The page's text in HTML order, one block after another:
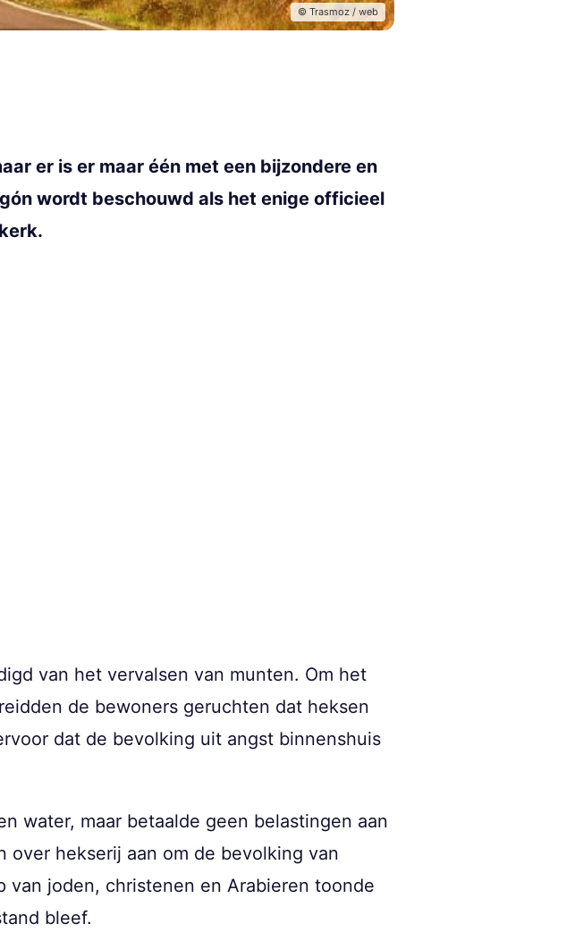
© Trasmoz / web
er is er maar één met een bijzondere en
wordt beschouwd als het enige officieel
van het vervalsen van munten. Om het
de bewoners geruchten dat heksen
dat de bevolking uit angst binnenshuis
water, maar betaalde geen belastingen aan
hekserij aan om de bevolking van
van joden, christenen en Arabieren toonde
bleef.